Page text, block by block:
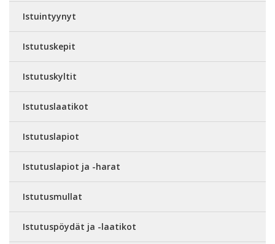
Istuintyynyt
Istutuskepit
Istutuskyltit
Istutuslaatikot
Istutuslapiot
Istutuslapiot ja -harat
Istutusmullat
Istutuspöydät ja -laatikot